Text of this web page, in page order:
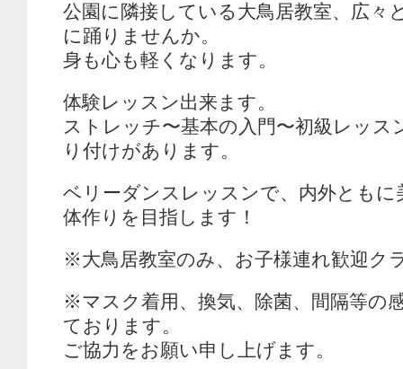
公園に隣接している大鳥居教室、広々
に踊りませんか。
身も心も軽くなります。
体験レッスン出来ます。
ストレッチ〜基本の入門〜初級レッス
り付けがあります。
ベリーダンスレッスンで、内外ともに
体作りを目指します！
※大鳥居教室のみ、お子様連れ歓迎ク
※マスク着用、換気、除菌、間隔等の
ております。
ご協力をお願い申し上げます。